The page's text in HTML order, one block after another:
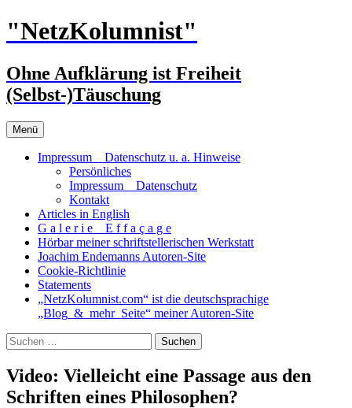
Zum
Inhalt
"NetzKolumnist"
Ohne Aufklärung ist Freiheit
(Selbst-)Täuschung
Menü
Impressum _ Datenschutz u. a. Hinweise
Persönliches
Impressum _ Datenschutz
Kontakt
Articles in English
G a l e r i e _ E f f a ç a g e
Hörbar meiner schriftstellerischen Werkstatt
Joachim Endemanns Autoren-Site
Cookie-Richtlinie
Statements
„NetzKolumnist.com“ ist die deutschsprachige
„Blog_&_mehr_Seite“ meiner Autoren-Site
Suchen
nach:
Video: Vielleicht eine Passage aus den
Schriften eines Philosophen?